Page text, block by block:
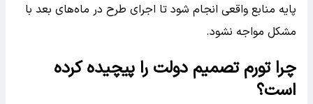
پایه منابع واقعی انجام شود تا اجرای طرح در ماه‌های بعد با
مشکل مواجه نشود.
چرا تورم تصمیم دولت را پیچیده کرده
است؟